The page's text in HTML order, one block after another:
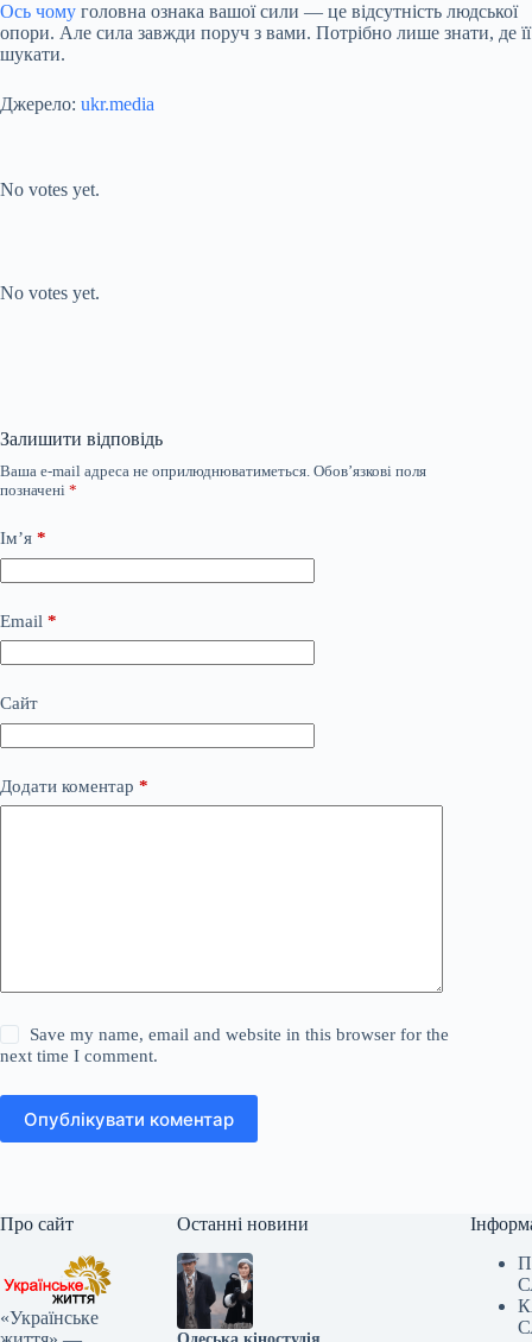
Ось чому головна ознака вашої сили — це відсутність людської
опори. Але сила завжди поруч з вами. Потрібно лише знати, де її
шукати.
Джерело: ukr.media
No votes yet.
No votes yet.
Залишити відповідь
Ваша e-mail адреса не оприлюднюватиметься. Обов’язкові поля
позначені *
Ім’я *
Email *
Сайт
Додати коментар *
Save my name, email and website in this browser for the
next time I comment.
Опублікувати коментар
Про сайт
«Українське
Останні новини